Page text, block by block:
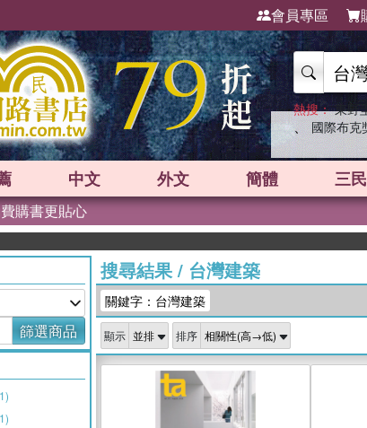
會員專區
熱搜： 東野
、 國際布克
中文 外文 簡體 三
購書更貼心
篩選商品
搜尋結果/ 台灣建築
關鍵字：台灣建築
顯示 排序